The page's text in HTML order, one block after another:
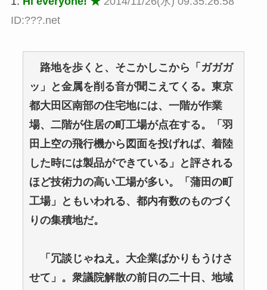
ID:???.net
路地を歩くと、そこかしこから「ガガガ
ッ」と金属を削る音が聞こえてくる。東京
都大田区南部の住宅地には、一階が作業
場、二階が住居の町工場が点在する。「羽
田上空の飛行機から図面を投げれば、着陸
した時には製品ができている」と評される
ほど技術力の高い工場が多い。「蒲田の町
工場」ともいわれる、都内有数のものづく
りの集積地だ。
「冗談じゃねえ。大企業ばかりもうけさ
せて」。衆議院解散の前日の二十日、地域